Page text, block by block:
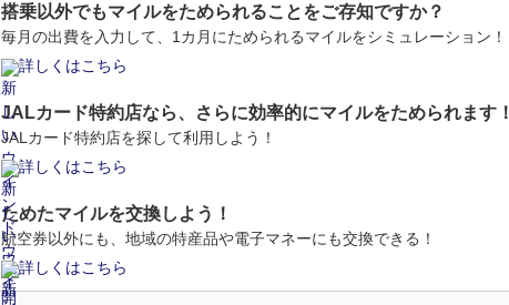
搭乗以外でもマイルをためられることをご存知ですか？
毎月の出費を入力して、1カ月にためられるマイルをシミュレーション！
詳しくはこちら
JALカード特約店なら、さらに効率的にマイルをためられます！
JALカード特約店を探して利用しよう！
詳しくはこちら
ためたマイルを交換しよう！
航空券以外にも、地域の特産品や電子マネーにも交換できる！
詳しくはこちら